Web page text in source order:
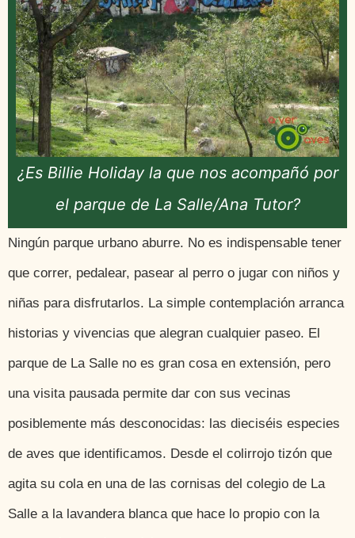
¿Es Billie Holiday la que nos acompañó por
el parque de La Salle/Ana Tutor?
Ningún parque urbano aburre. No es indispensable tener
que correr, pedalear, pasear al perro o jugar con niños y
niñas para disfrutarlos. La simple contemplación arranca
historias y vivencias que alegran cualquier paseo. El
parque de La Salle no es gran cosa en extensión, pero
una visita pausada permite dar con sus vecinas
posiblemente más desconocidas: las dieciséis especies
de aves que identificamos. Desde el colirrojo tizón que
agita su cola en una de las cornisas del colegio de La
Salle a la lavandera blanca que hace lo propio con la